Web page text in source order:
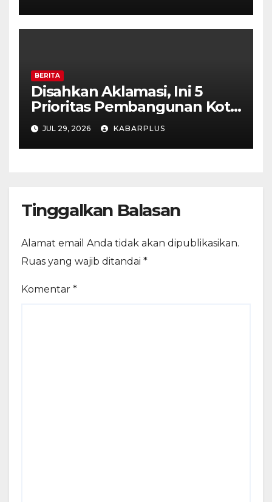
BERITA
Disahkan Aklamasi, Ini 5
Prioritas Pembangunan Kota
Madiun dalam KUA-PPAS
APBD 2027
JUL 29, 2026 KABARPLUS
Tinggalkan Balasan
Alamat email Anda tidak akan dipublikasikan.
Ruas yang wajib ditandai *
Komentar *